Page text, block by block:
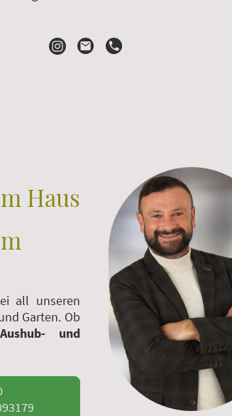
Haus
all unseren
Garten. Ob
und
– 17:00